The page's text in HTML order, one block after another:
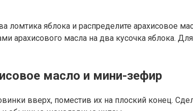
ломтика яблока и распределите арахисовое
масла на два кусочка яблока.
масло и мини-зефир
вверх, поместив их на плоский конец.